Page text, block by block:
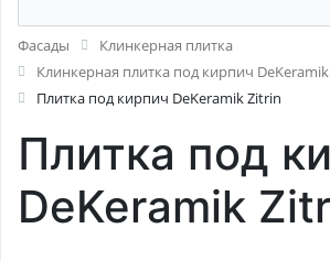
Фасады
Клинкерная плитка
Клинкерная плитка под кирпич DeKeramik
Плитка под кирпич DeKeramik Zitrin
Плитка под
DeKeramik